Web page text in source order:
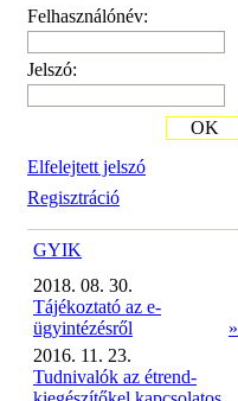
Felhasználónév:
Jelszó:
Elfelejtett jelszó
Regisztráció
OK
GYIK
2018. 08. 30.
Tájékoztató az e-
ügyintézésről
»
2016. 11. 23.
Tudnivalók az étrend-